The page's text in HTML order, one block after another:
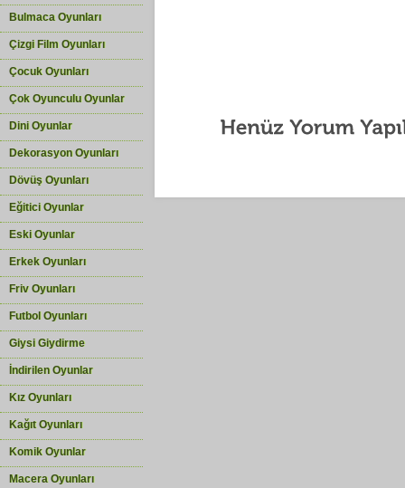
Bulmaca Oyunları
Çizgi Film Oyunları
Çocuk Oyunları
Çok Oyunculu Oyunlar
Dini Oyunlar
Dekorasyon Oyunları
Dövüş Oyunları
Eğitici Oyunlar
Eski Oyunlar
Erkek Oyunları
Friv Oyunları
Futbol Oyunları
Giysi Giydirme
İndirilen Oyunlar
Kız Oyunları
Kağıt Oyunları
Komik Oyunlar
Macera Oyunları